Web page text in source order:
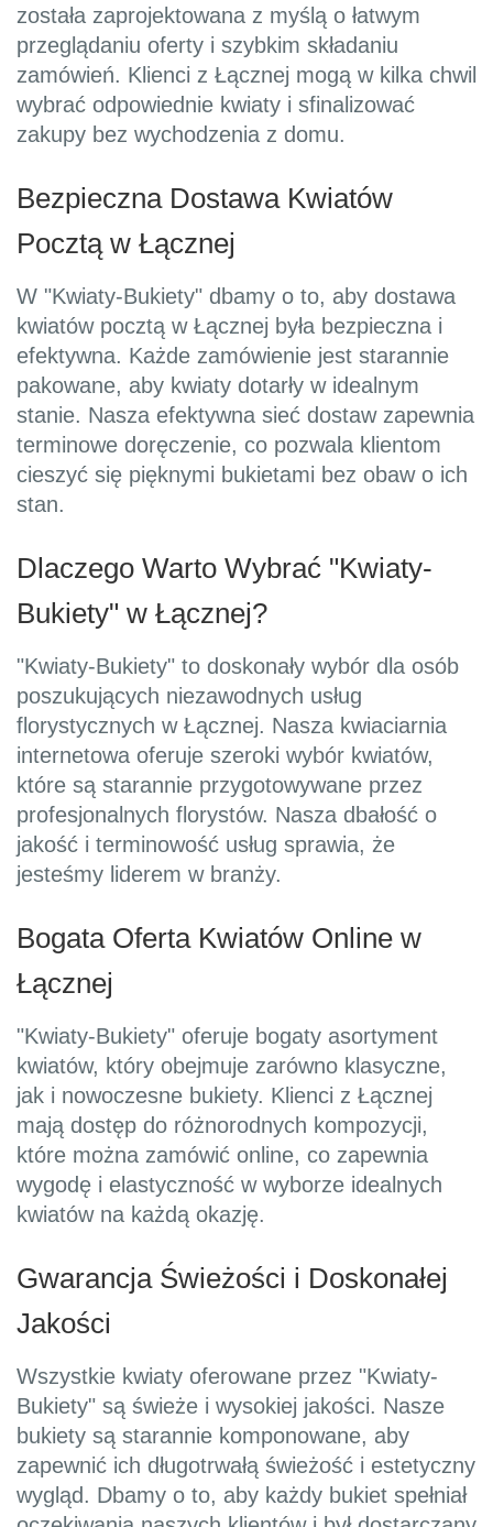
została zaprojektowana z myślą o łatwym
przeglądaniu oferty i szybkim składaniu
zamówień. Klienci z Łącznej mogą w kilka chwil
wybrać odpowiednie kwiaty i sfinalizować
zakupy bez wychodzenia z domu.
Bezpieczna Dostawa Kwiatów
Pocztą w Łącznej
W "Kwiaty-Bukiety" dbamy o to, aby dostawa
kwiatów pocztą w Łącznej była bezpieczna i
efektywna. Każde zamówienie jest starannie
pakowane, aby kwiaty dotarły w idealnym
stanie. Nasza efektywna sieć dostaw zapewnia
terminowe doręczenie, co pozwala klientom
cieszyć się pięknymi bukietami bez obaw o ich
stan.
Dlaczego Warto Wybrać "Kwiaty-
Bukiety" w Łącznej?
"Kwiaty-Bukiety" to doskonały wybór dla osób
poszukujących niezawodnych usług
florystycznych w Łącznej. Nasza kwiaciarnia
internetowa oferuje szeroki wybór kwiatów,
które są starannie przygotowywane przez
profesjonalnych florystów. Nasza dbałość o
jakość i terminowość usług sprawia, że
jesteśmy liderem w branży.
Bogata Oferta Kwiatów Online w
Łącznej
"Kwiaty-Bukiety" oferuje bogaty asortyment
kwiatów, który obejmuje zarówno klasyczne,
jak i nowoczesne bukiety. Klienci z Łącznej
mają dostęp do różnorodnych kompozycji,
które można zamówić online, co zapewnia
wygodę i elastyczność w wyborze idealnych
kwiatów na każdą okazję.
Gwarancja Świeżości i Doskonałej
Jakości
Wszystkie kwiaty oferowane przez "Kwiaty-
Bukiety" są świeże i wysokiej jakości. Nasze
bukiety są starannie komponowane, aby
zapewnić ich długotrwałą świeżość i estetyczny
wygląd. Dbamy o to, aby każdy bukiet spełniał